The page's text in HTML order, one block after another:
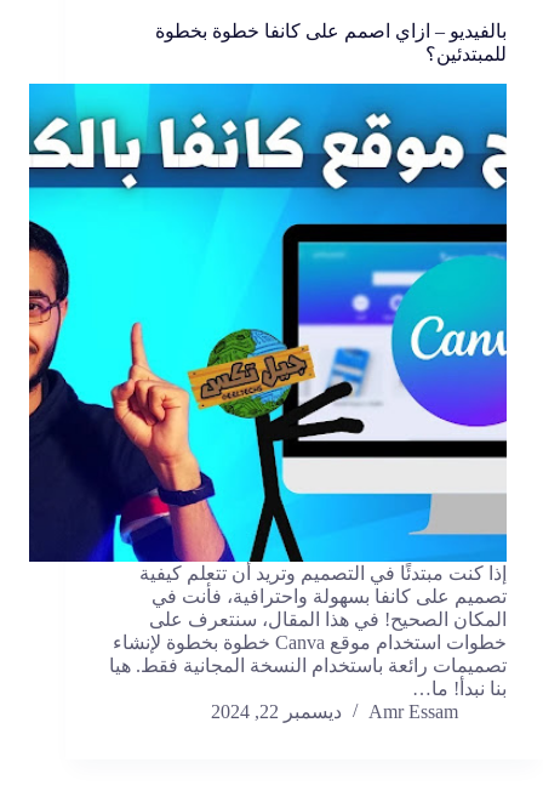
بالفيديو – ازاي اصمم على كانفا خطوة بخطوة
للمبتدئين؟
إذا كنت مبتدئًا في التصميم وتريد أن تتعلم كيفية
تصميم على كانفا بسهولة واحترافية، فأنت في
المكان الصحيح! في هذا المقال، سنتعرف على
خطوات استخدام موقع Canva خطوة بخطوة لإنشاء
تصميمات رائعة باستخدام النسخة المجانية فقط. هيا
بنا نبدأ! ما…
Amr Essam
ديسمبر 22, 2024